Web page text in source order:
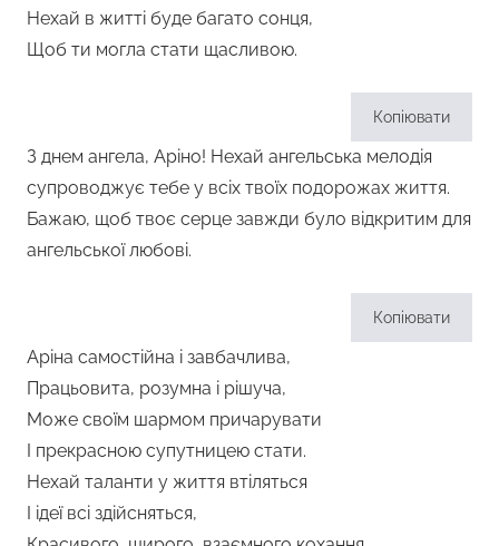
Нехай в житті буде багато сонця,
Щоб ти могла стати щасливою.
Копіювати
З днем ангела, Аріно! Нехай ангельська мелодія
супроводжує тебе у всіх твоїх подорожах життя.
Бажаю, щоб твоє серце завжди було відкритим для
ангельської любові.
Копіювати
Аріна самостійна і завбачлива,
Працьовита, розумна і рішуча,
Може своїм шармом причарувати
І прекрасною супутницею стати.
Нехай таланти у життя втіляться
І ідеї всі здійсняться,